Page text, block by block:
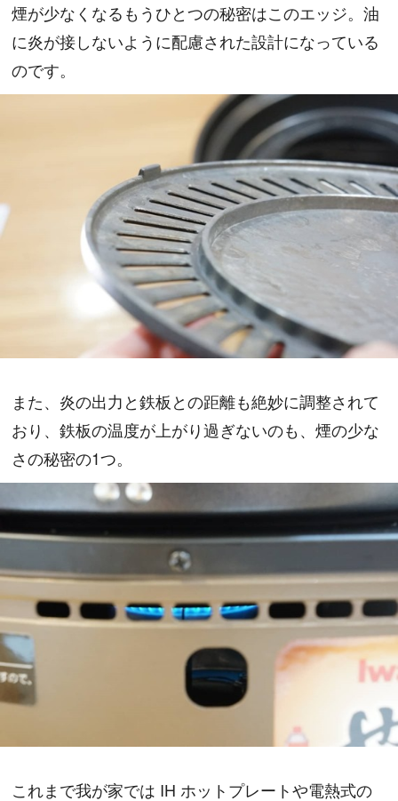
煙が少なくなるもうひとつの秘密はこのエッジ。油
に炎が接しないように配慮された設計になっている
のです。
また、炎の出力と鉄板との距離も絶妙に調整されて
おり、鉄板の温度が上がり過ぎないのも、煙の少な
さの秘密の1つ。
これまで我が家では IH ホットプレートや電熱式の